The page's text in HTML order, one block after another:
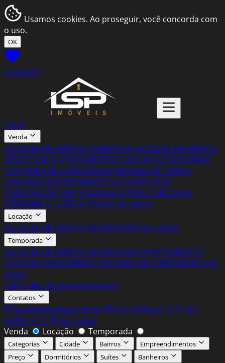
Usamos cookies. Ao proseguir, você concorda com
o uso.
OK
Favoritos
Início
Venda
ALUGUEL DE IMÓVEIS COMERCIAIS ALUGUEL DE IMÓVEIS
RESIDENCIAIS APARTAMENTOS CASA EM CONDOMÍNIO
CASA FORA DE CONDOMINIO IMÓVEIS EM TORRES
LANÇAMENTOS DE IMÓVEIS NA PLANTA/ EM
CONSTRUÇÃO LOFT POUSADASÍTIOS / CHÁCARAS
TERRENOS E LOTES À VENDAVer todos
Locação
ALUGUEL DE IMÓVEIS RESIDENCIAIS Ver todos
Temporada
ALUGUEL DE IMÓVEIS RESIDENCIAIS APARTAMENTOS
CASA EM CONDOMÍNIO CASA FORA DE CONDOMINIOVer
todos
Sobre Blog Empreendimentos
Contatos
lsp@lspimoveis.com.br (51) 99792.4111
(51)
99792.4111
Ver todos
Venda
Locação Temporada
Categorias Cidade Bairros
Empreendimentos
Preço
Dormitórios Suítes
Banheiros